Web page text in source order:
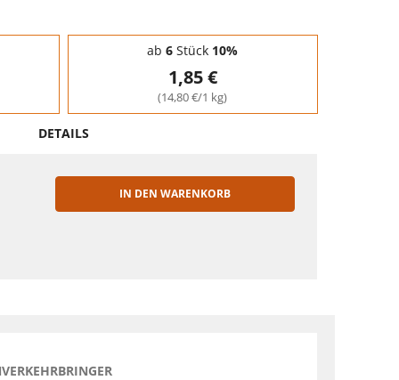
ab 6 Stück 10%
1,85 €
(14,80 €/1 kg)
DETAILS
IN DEN WARENKORB